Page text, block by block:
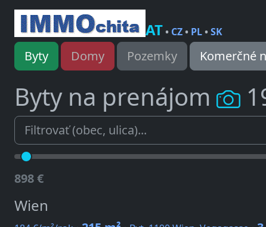
AT• CZ• PL•SK
Byty Domy Pozemky Komerčné
Byty na prenájom
898 €
Wien